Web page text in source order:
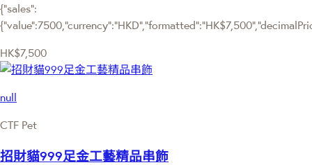
{"sales":
HK$7,500
null
CTF Pet
招財貓999足金工藝精品串飾